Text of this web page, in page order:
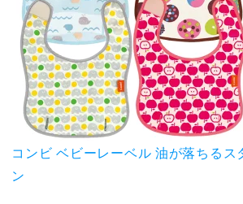
コンビ ベビーレーベル 油が落ちるス
ン